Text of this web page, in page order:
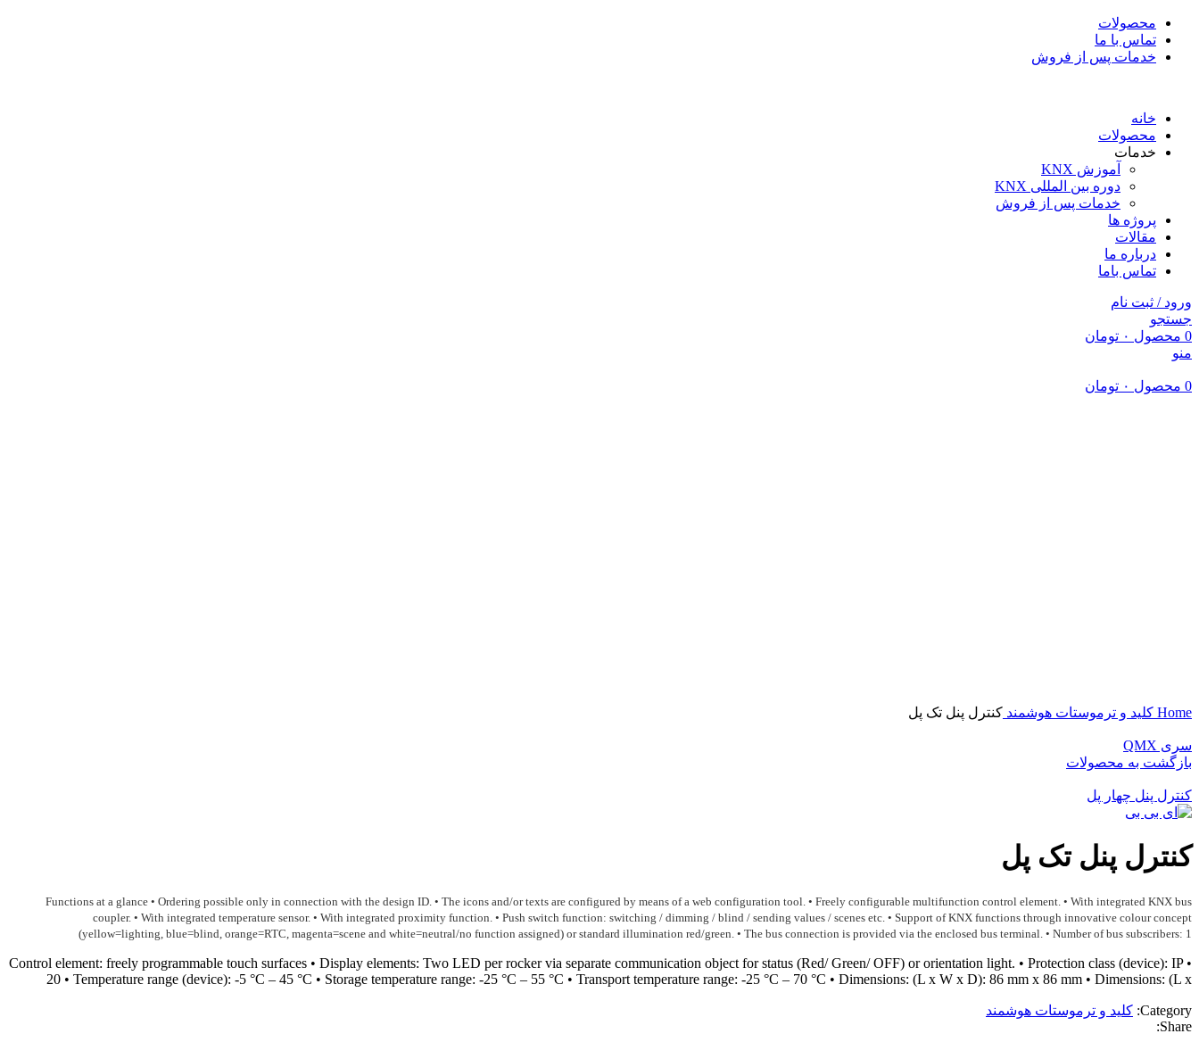
محصولات
تماس با ما
خدمات پس از فروش
خانه
محصولات
خدمات
آموزش KNX
دوره بین المللی KNX
خدمات پس از فروش
پروژه ها
مقالات
درباره ما
تماس باما
ورود / ثبت نام
جستجو
0 محصول ۰ تومان
منو
0 محصول ۰ تومان
Home کلید و ترموستات هوشمند کنترل پنل تک پل
سری QMX
بازگشت به محصولات
کنترل پنل چهار پل
کنترل پنل تک پل
Functions at a glance • Ordering possible only in connection with the design ID. • The icons and/or texts are configured by means of a web configuration tool. • Freely configurable multifunction control element. • With integrated KNX bus
coupler. • With integrated temperature sensor. • With integrated proximity function. • Push switch function: switching / dimming / blind / sending values / scenes etc. • Support of KNX functions through innovative colour concept
(yellow=lighting, blue=blind, orange=RTC, magenta=scene and white=neutral/no function assigned) or standard illumination red/green. • The bus connection is provided via the enclosed bus terminal. • Number of bus subscribers: 1
• Control element: freely programmable touch surfaces • Display elements: Two LED per rocker via separate communication object for status (Red/ Green/ OFF) or orientation light. • Protection class (device): IP
20 • Temperature range (device): -5 °C – 45 °C • Storage temperature range: -25 °C – 55 °C • Transport temperature range: -25 °C – 70 °C • Dimensions: (L x W x D): 86 mm x 86 mm • Dimensions: (L x
Category: کلید و ترموستات هوشمند
Share: